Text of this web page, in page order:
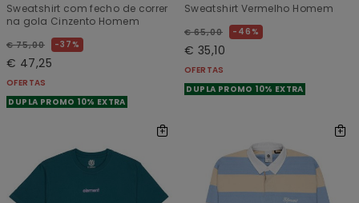
Sweatshirt com fecho de correr
na gola Cinzento Homem
€ 75,00 37%
€ 47,25
OFERTAS
DUPLA PROMO 10% EXTRA
Sweatshirt Vermelho Homem
€ 65,00 46%
€ 35,10
OFERTAS
DUPLA PROMO 10% EXTRA